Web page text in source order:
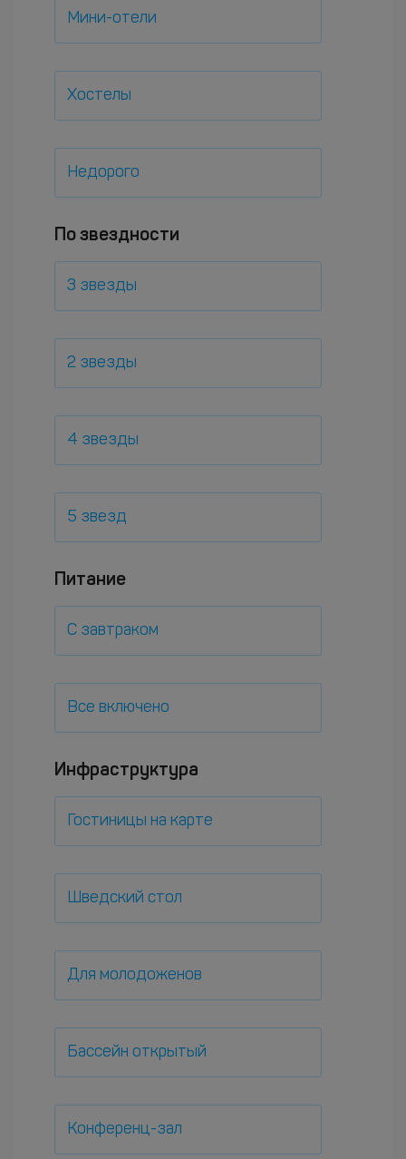
Мини-отели
Хостелы
Недорого
По звездности
3 звезды
2 звезды
4 звезды
5 звезд
Питание
С завтраком
Все включено
Инфраструктура
Гостиницы на карте
Шведский стол
Для молодоженов
Бассейн открытый
Конференц-зал